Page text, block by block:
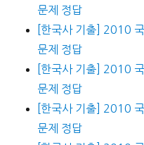
문제 정답
[한국사 기출] 2010
문제 정답
[한국사 기출] 2010
문제 정답
[한국사 기출] 2010
문제 정답